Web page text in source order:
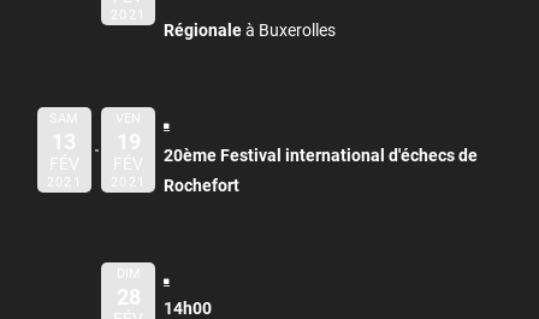
2021
Régionaleà Buxerolles
SAM
13
FÉV
2021
VEN
19
FÉV
2021
20ème Festival international d'échecs de
Rochefort
DIM
28
14h00